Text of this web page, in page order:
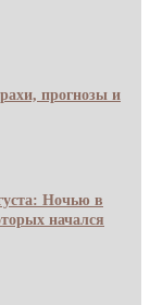
прогнозы и
Ночью в
начался